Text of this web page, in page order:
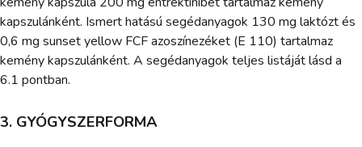
kapszulánként. Ismert hatású segédanyagok 130 mg laktózt és
0,6 mg sunset yellow FCF azoszínezéket (E 110) tartalmaz
kemény kapszulánként. A segédanyagok teljes listáját lásd a
6.1 pontban.
3. GYÓGYSZERFORMA